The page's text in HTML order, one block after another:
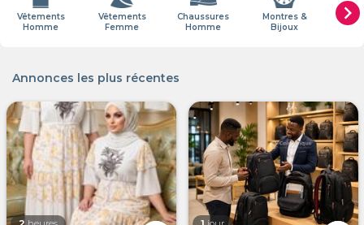
chevron_right
Vêtements
Homme
Vêtements
Femme
Chaussures
Homme
Montres &
Bijoux
Annonces les plus récentes